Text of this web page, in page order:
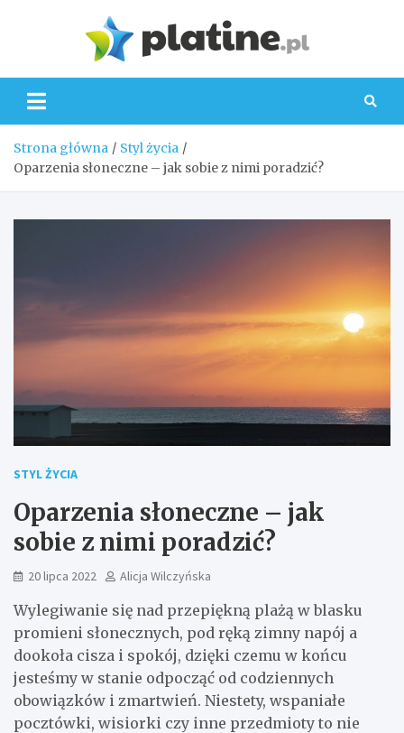
Strona główna
Styl życia
Oparzenia słoneczne – jak sobie z nimi poradzić?
STYL ŻYCIA
Oparzenia słoneczne – jak
sobie z nimi poradzić?
20 lipca 2022 Alicja Wilczyńska
Wylegiwanie się nad przepiękną plażą w blasku
promieni słonecznych, pod ręką zimny napój a
dookoła cisza i spokój, dzięki czemu w końcu
jesteśmy w stanie odpocząć od codziennych
obowiązków i zmartwień. Niestety, wspaniałe
pocztówki, wisiorki czy inne przedmioty to nie